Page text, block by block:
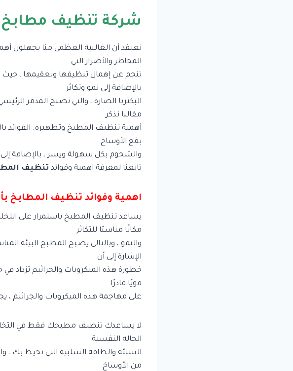
شركة تنظيف مطابخ
نعتقد أن الغالبية العظمى منا يجهلون
المخاطر والأضرار التي
تنجم عن إهمال تنظيفها وتعقيمها ، حيث
بالإضافة إلى نمو وتكاثر
البكتريا الضارة ، والتي تصبح المدمر
مقالنا نذكر
أهمية تنظيف المطبخ وتطهيره. الفوائد
بقع الأوساخ
والشحوم بكل سهولة ويسر ، بالإضافة إلى
تابعنا لمعرفة اهمية وفوائد تنظيف
اهمية وفوائد تنظيف المطابخ
يساعد تنظيف المطبخ باستمرار على
مكانًا مناسبًا للتكاثر
والنمو ، وبالتالي يصبح المطبخ البيئة
الإشارة إلى أن
خطورة هذه الميكروبات والجراثيم تزداد في
قويًا قادرًا
على مهاجمة هذه الميكروبات والجراثيم ،
لا يساعدك تنظيف مطبخك فقط في
الحالة النفسية
السيئة والطاقة السلبية التي تحيط بك ،
من الأوساخ